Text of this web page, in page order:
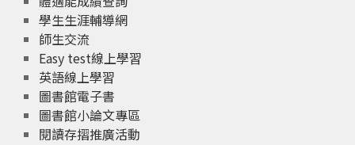
學生生涯輔導網
師生交流
Easy test線上學習
英語線上學習
圖書館電子書
圖書館小論文專區
閱讀存摺推廣活動